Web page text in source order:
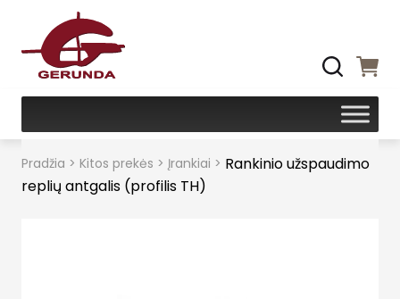
Pradžia > Kitos prekės > Įrankiai > Rankinio užspaudimo
replių antgalis (profilis TH)